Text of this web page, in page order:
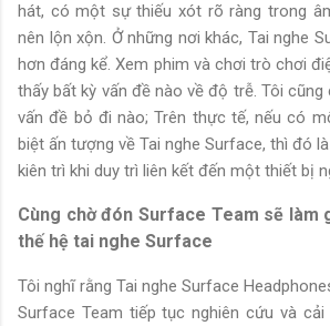
hát, có một sự thiếu xót rõ ràng trong
nên lộn xộn. Ở những nơi khác, Tai nghe
hơn đáng kể. Xem phim và chơi trò chơi
thấy bất kỳ vấn đề nào về độ trễ. Tôi cũng
vấn đề bỏ đi nào; Trên thực tế, nếu có
biệt ấn tượng về Tai nghe Surface, thì đó
kiên trì khi duy trì liên kết đến một thiết bị
Cùng chờ đón Surface Team sẽ làm
thế hệ tai nghe Surface
Tôi nghĩ rằng Tai nghe Surface
Surface Team tiếp tục nghiên cứu và cải